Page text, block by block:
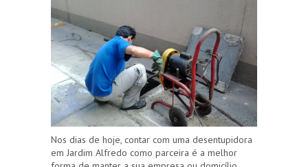
Nos dias de hoje, contar com uma desentupidora
em Jardim Alfredo como parceira é a melhor